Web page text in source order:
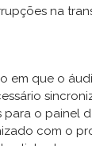
na
em que o
o painel
com o